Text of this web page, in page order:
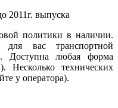
политики в наличии.
вас транспортной
Доступна любая форма
Несколько технических
у оператора).